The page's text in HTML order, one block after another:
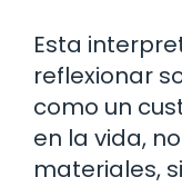
Esta
reflexionar
como un
en la vida,
materiales,